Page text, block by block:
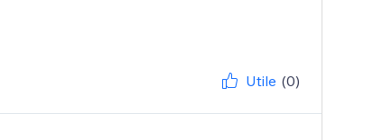
Utile (0)